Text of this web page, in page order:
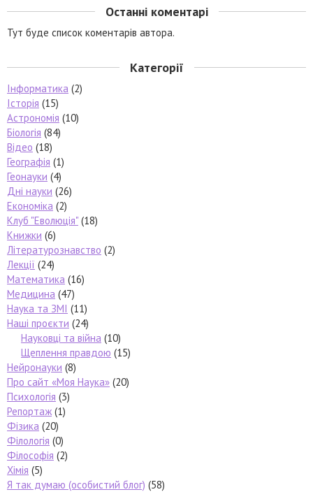
Останні коментарі
Тут буде список коментарів автора.
Категорії
Інформатика (2)
Історія (15)
Астрономія (10)
Біологія (84)
Відео (18)
Географія (1)
Геонауки (4)
Дні науки (26)
Економіка (2)
Клуб "Еволюція" (18)
Книжки (6)
Літературознавство (2)
Лекції (24)
Математика (16)
Медицина (47)
Наука та ЗМІ (11)
Наші проєкти (24)
Науковці та війна (10)
Щеплення правдою (15)
Нейронауки (8)
Про сайт «Моя Наука» (20)
Психологія (3)
Репортаж (1)
Фізика (20)
Філологія (0)
Філософія (2)
Хімія (5)
Я так думаю (особистий блог) (58)